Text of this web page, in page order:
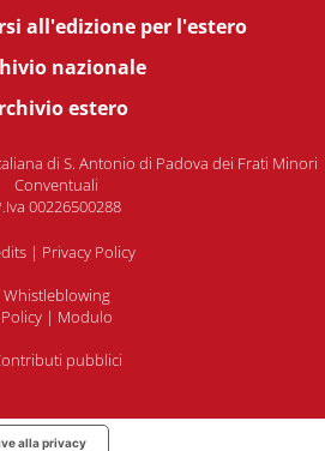
all'edizione per l'estero
nazionale
estero
di S. Antonio di Padova dei Frati Minori
Conventuali
00226500288
| Privacy Policy
Whistleblowing
Policy| Modulo
pubblici
alla privacy